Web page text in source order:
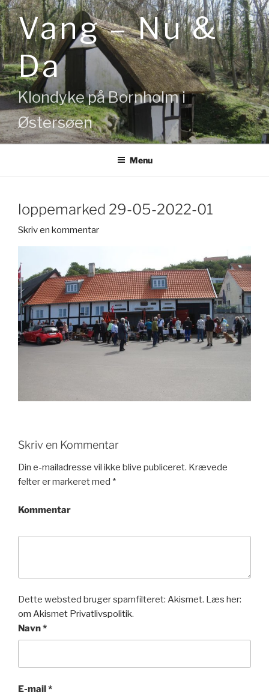
Videre
til
indholdVang – Nu &
Da
Klondyke på Bornholm i
Østersøen
Menu
loppemarked 29-05-2022-01
Skriv en kommentar
Skriv en Kommentar
Din e-mailadresse vil ikke blive publiceret. Krævede
felter er markeret med *
Kommentar
Dette websted bruger spamfilteret: Akismet. Læs her:
om Akismet Privatlivspolitik.
Navn*
E-mail*